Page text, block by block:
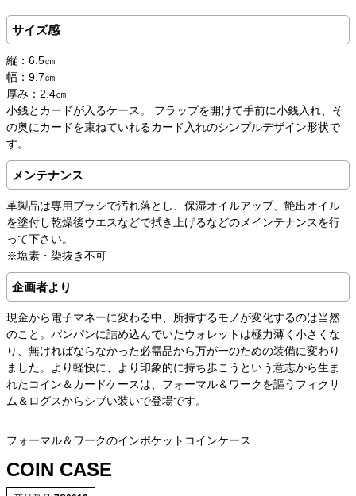
サイズ感
縦：6.5㎝
幅：9.7㎝
厚み：2.4㎝
小銭とカードが入るケース。 フラップを開けて手前に小銭入れ、そ
の奥にカードを束ねていれるカード入れのシンプルデザイン形状で
す。
メンテナンス
革製品は専用ブラシで汚れ落とし、保湿オイルアップ、艶出オイル
を塗付し乾燥後ウエスなどで拭き上げるなどのメインテナンスを行
って下さい。
※塩素・染抜き不可
企画者より
現金から電子マネーに変わる中、所持するモノが変化するのは当然
のこと。パンパンに詰め込んでいたウォレットは極力薄く小さくな
り、無ければならなかった必需品から万が一のための装備に変わり
ました。より軽快に、より印象的に持ち歩こうという意志から生ま
れたコイン＆カードケースは、フォーマル＆ワークを謳うフィクサ
ム＆ログスからシブい装いで登場です。
フォーマル＆ワークのインポケットコインケース
COIN CASE